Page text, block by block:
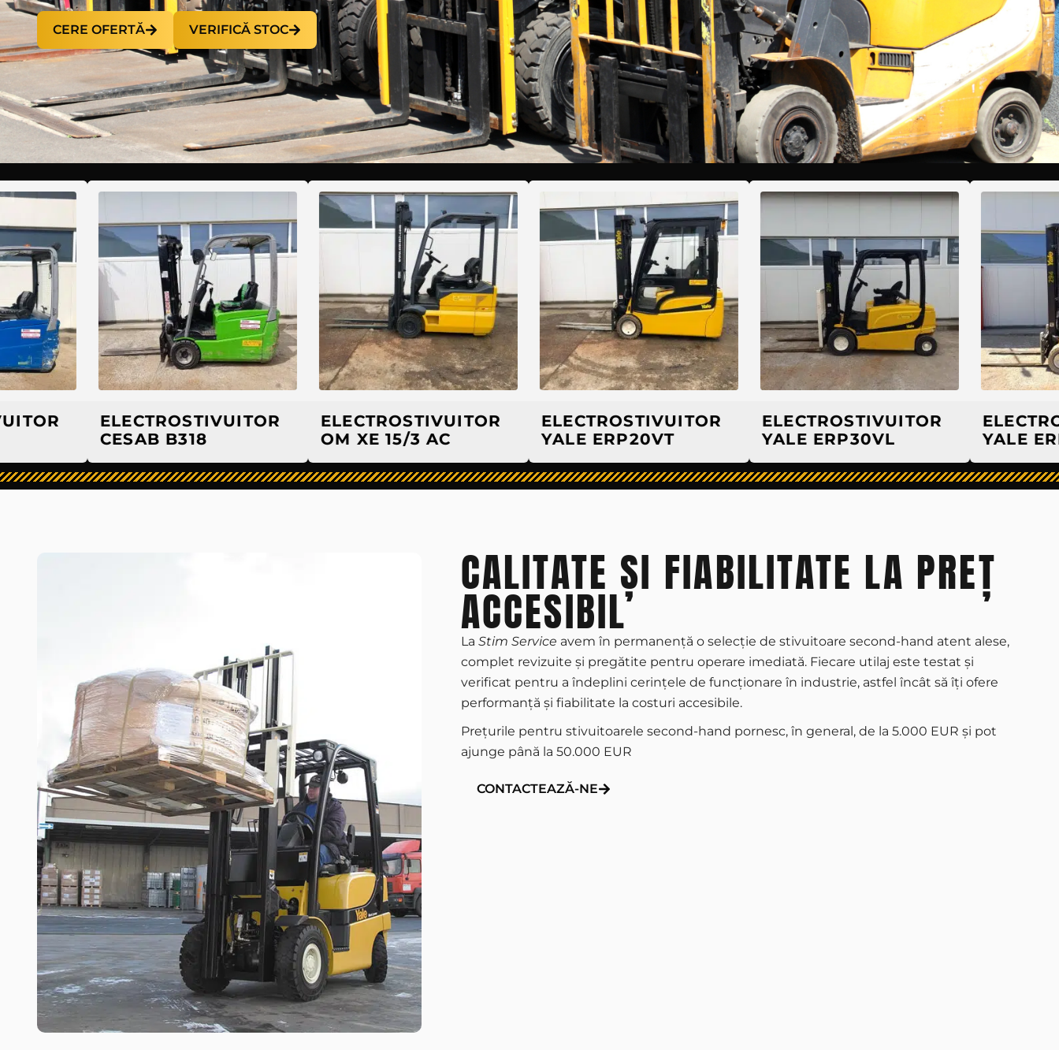
CERE OFERTĂ VERIFICĂ STOC
ELECTROSTIVUITOR
CESAB B318
ELECTROSTIVUITOR
OM XE 15/3 AC
ELECTROSTIVUITOR
YALE ERP20VT
ELECTROSTIVUITOR
YALE ERP30VL
YALE
CALITATE ȘI FIABILITATE LA PREȚ
ACCESIBIL
La Stim Service avem în permanență o selecție de stivuitoare second-hand atent alese,
complet revizuite și pregătite pentru operare imediată. Fiecare utilaj este testat și
verificat pentru a îndeplini cerințele de funcționare în industrie, astfel încât să îți ofere
performanță și fiabilitate la costuri accesibile.
Prețurile pentru stivuitoarele second-hand pornesc, în general, de la 5.000 EUR și pot
ajunge până la 50.000 EUR
CONTACTEAZĂ-NE